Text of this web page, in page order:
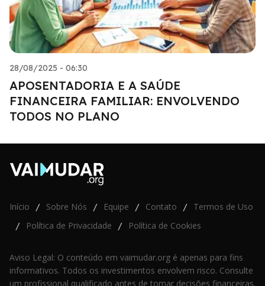
28/08/2025 - 06:30
APOSENTADORIA E A SAÚDE
FINANCEIRA FAMILIAR: ENVOLVENDO
TODOS NO PLANO
Início / Sobre Nós / Equipe / Contato / Termos de Uso
/ Política de Privacidade / Política de Cookies
Aviso Legal: O conteúdo em vaimudar.org é apenas para fins
informativos. Todos os investimentos envolvem risco. Consulte
um profissional qualificado antes de tomar decisões financeiras.